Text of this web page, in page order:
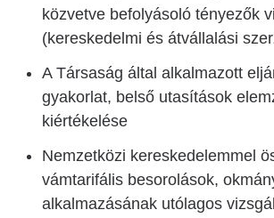
közvetve befolyásoló tényezők
(kereskedelmi és átvállalási
A Társaság által alkalmazott
gyakorlat, belső utasítások
kiértékelése
Nemzetközi kereskedelemmel
vámtarifális besorolások,
alkalmazásának utólagos